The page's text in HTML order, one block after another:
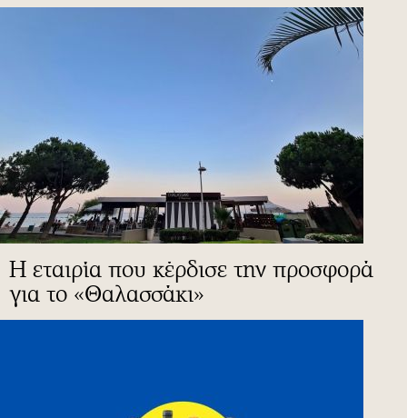
Η εταιρία που κέρδισε την προσφορά
για το «Θαλασσάκι»